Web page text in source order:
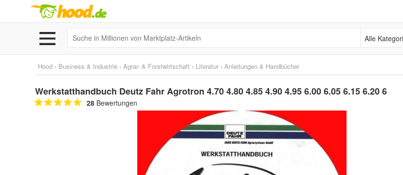
Alle Kategorien
Hood › Business & Industrie › Agrar- & Forstwirtschaft › Literatur › Anleitungen & Handbücher
Werkstatthandbuch Deutz Fahr Agrotron 4.70 4.80 4.85 4.90 4.95 6.00 6.05 6.15 6.20 6
28 Bewertungen